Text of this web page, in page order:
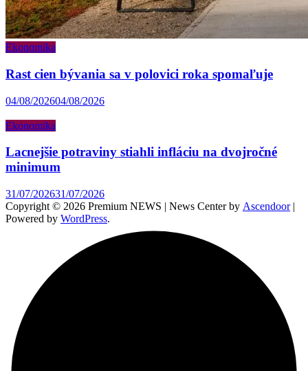
Ekonomika
Rast cien bývania sa v polovici roka spomaľuje
04/08/202604/08/2026
Ekonomika
Lacnejšie potraviny stiahli infláciu na dvojročné
minimum
31/07/202631/07/2026
Copyright © 2026 Premium NEWS | News Center by Ascendoor|
Powered by WordPress.